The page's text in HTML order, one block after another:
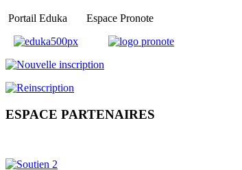
Portail Eduka Espace Pronote
ESPACE PARTENAIRES